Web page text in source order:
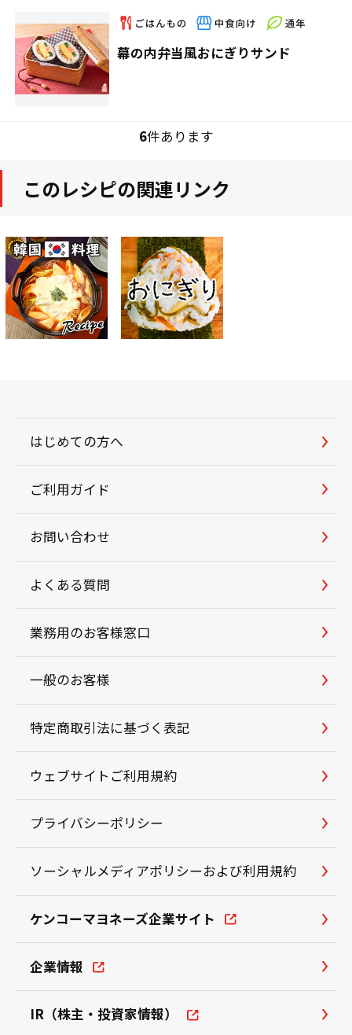
幕の内弁当風おにぎりサンド
6件あります
このレシピの関連リンク
はじめての方へ
ご利用ガイド
お問い合わせ
よくある質問
業務用のお客様窓口
一般のお客様
特定商取引法に基づく表記
ウェブサイトご利用規約
プライバシーポリシー
ソーシャルメディアポリシーおよび利用規約
ケンコーマヨネーズ企業サイト
企業情報
IR（株主・投資家情報）